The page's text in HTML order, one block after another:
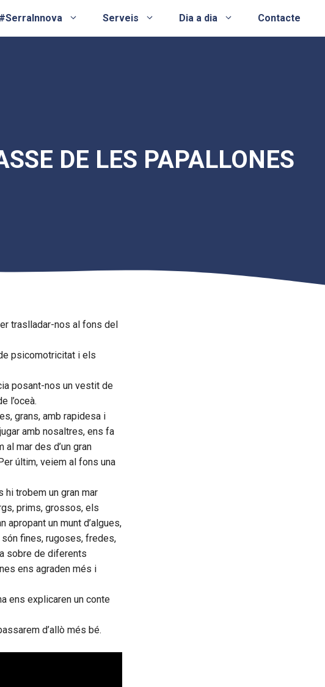
#SerraInnova Serveis Dia a dia Contacte
DE LES PAPALLONES
traslladar-nos al fons del
psicomotricitat i els
posant-nos un vestit de
l’oceà.
grans, amb rapidesa i
amb nosaltres, ens fa
mar des d’un gran
últim, veiem al fons una
hi trobem un gran mar
prims, grossos, els
un munt d’algues,
fines, rugoses, fredes,
sobre de diferents
ens agraden més i
ens explicaren un conte
d’allò més bé.